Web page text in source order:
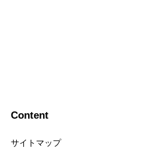
Content
サイトマップ